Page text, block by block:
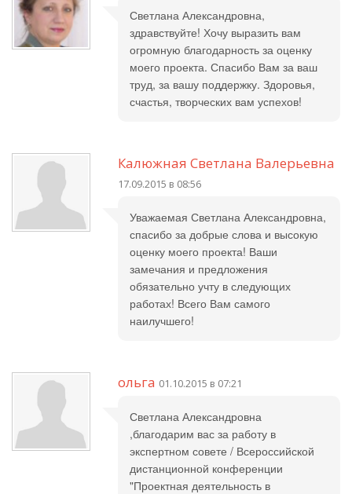
Светлана Александровна,
здравствуйте! Хочу выразить вам
огромную благодарность за оценку
моего проекта. Спасибо Вам за ваш
труд, за вашу поддержку. Здоровья,
счастья, творческих вам успехов!
Калюжная Светлана Валерьевна
17.09.2015 в 08:56
Уважаемая Светлана Александровна,
спасибо за добрые слова и высокую
оценку моего проекта! Ваши
замечания и предложения
обязательно учту в следующих
работах! Всего Вам самого
наилучшего!
ольга 01.10.2015 в 07:21
Светлана Александровна
,благодарим вас за работу в
экспертном совете / Всероссийской
дистанционной конференции
"Проектная деятельность в